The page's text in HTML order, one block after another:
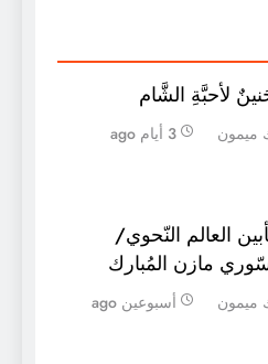
لأحبَّةِ الشَّام
ميمون 3 أيام ago
العالم النّحوي/
مازن المُبارك
ميمون أسبوعين ago